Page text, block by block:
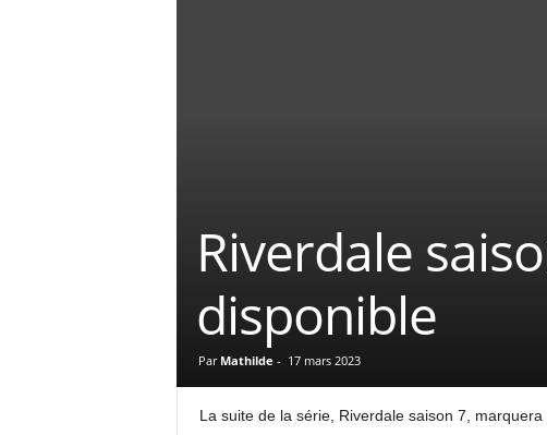
Riverdale
disponible
Par Mathilde - 17 mars 2023
La suite de la série, Riverdale saison 7,